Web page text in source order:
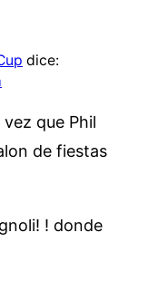
dice:
que Phil
de fiestas
! donde